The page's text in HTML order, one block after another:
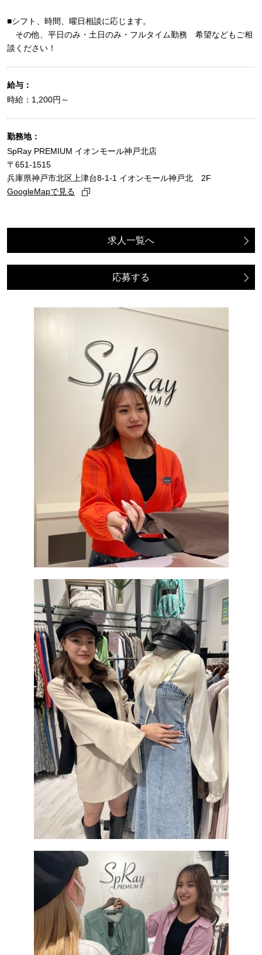
■シフト、時間、曜日相談に応じます。
その他、平日のみ・土日のみ・フルタイム勤務 希望などもご相
談ください！
給与：
時給：1,200円～
勤務地：
SpRay PREMIUM イオンモール神戸北店
〒651-1515
兵庫県神戸市北区上津台8-1-1 イオンモール神戸北 2F
GoogleMapで見る
求人一覧へ
応募する